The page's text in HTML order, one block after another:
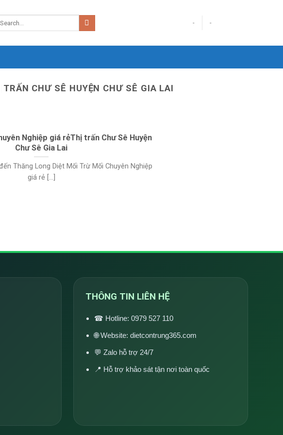
- -
CHƯ SÊ HUYỆN CHƯ SÊ GIA LAI
Nghiệp giá rẻThị trấn Chư Sê Huyện
Chư Sê Gia Lai
Thăng Long Diệt Mối Trừ Mối Chuyên Nghiệp
giá rẻ [...]
THÔNG TIN LIÊN HỆ
☎ Hotline: 0979 527 110
🌐 Website: dietcontrung365.com
💬 Zalo hỗ trợ 24/7
📍 Hỗ trợ khảo sát tận nơi toàn quốc